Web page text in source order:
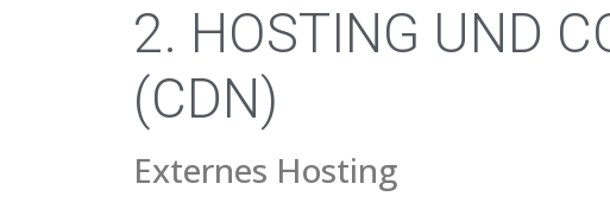
2. HOSTING UND
(CDN)
Externes Hosting